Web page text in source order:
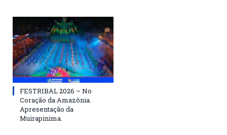
FESTRIBAL 2026 – No
Coração da Amazônia.
Apresentação da
Muirapinima.